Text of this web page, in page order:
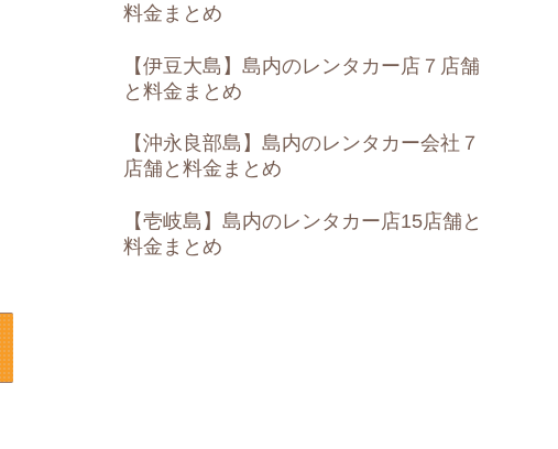
料金まとめ
【伊豆大島】島内のレンタカー店７店舗
と料金まとめ
【沖永良部島】島内のレンタカー会社７
店舗と料金まとめ
【壱岐島】島内のレンタカー店15店舗と
料金まとめ